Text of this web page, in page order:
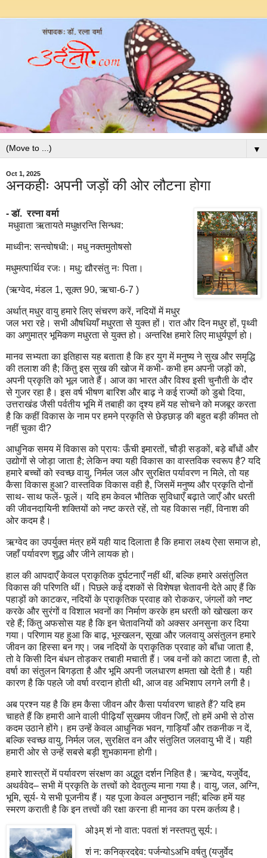
▼
Oct 1, 2025
अनकहीः अपनी जड़ों की ओर लौटना होगा
- डॉ. रत्ना वर्मा
मधुवाता ऋतायते मधुक्षरन्ति सिन्धव:
माध्वीन: सन्त्वोषधी:। मधु नक्तमुतोषसो
मधुमत्पार्थिव रजः। मधु: द्यौरसंतु नः पिता।
(ऋग्वेद, मंडल 1, सूक्त 90, ऋचा-6-7 )
अर्थात् मधुर वायु हमारे लिए संचरण करें, नदियों में मधुर
जल भरा रहे। सभी औषधियाँ मधुरता से युक्त हों। रात और दिन मधुर हों, पृथ्वी
का अणुमात्र भूमिकण मधुरता से युक्त हो। अन्तरिक्ष हमारे लिए माधुर्यपूर्ण हो।
मानव सभ्यता का इतिहास यह बताता है कि हर युग में मनुष्य ने सुख और समृद्धि
की तलाश की है; किंतु इस सुख की खोज में कभी- कभी हम अपनी जड़ों को,
अपनी प्रकृति को भूल जाते हैं। आज का भारत और विश्व इसी चुनौती के दौर
से गुजर रहा है। इस वर्ष भीषण बारिश और बाढ़ ने कई राज्यों को डुबो दिया,
उत्तराखंड जैसी पर्वतीय भूमि में तबाही का दृश्य हमें यह सोचने को मजबूर करता
है कि कहीं विकास के नाम पर हमने प्रकृति से छेड़छाड़ की बहुत बड़ी कीमत तो
नहीं चुका दी?
आधुनिक समय में विकास को प्रायः ऊँची इमारतों, चौड़ी सड़कों, बड़े बाँधों और
उद्योगों से जोड़ा जाता है; लेकिन क्या यही विकास का वास्तविक स्वरूप है? यदि
हमारे बच्चों को स्वच्छ वायु, निर्मल जल और सुरक्षित पर्यावरण न मिले, तो यह
कैसा विकास हुआ? वास्तविक विकास वही है, जिसमें मनुष्य और प्रकृति दोनों
साथ- साथ फलें- फूलें। यदि हम केवल भौतिक सुविधाएँ बढ़ाते जाएँ और धरती
की जीवनदायिनी शक्तियों को नष्ट करते रहें, तो यह विकास नहीं, विनाश की
ओर कदम है।
ऋग्वेद का उपर्युक्त मंत्र हमें यही याद दिलाता है कि हमारा लक्ष्य ऐसा समाज हो,
जहाँ पर्यावरण शुद्ध और जीने लायक हो।
हाल की आपदाएँ केवल प्राकृतिक दुर्घटनाएँ नहीं थीं, बल्कि हमारे असंतुलित
विकास की परिणति थीं। पिछले कई दशकों से विशेषज्ञ चेतावनी देते आए हैं कि
पहाड़ों को काटकर, नदियों के प्राकृतिक प्रवाह को रोककर, जंगलों को नष्ट
करके और सुरंगों व विशाल भवनों का निर्माण करके हम धरती को खोखला कर
रहे हैं; किंतु अफसोस यह है कि इन चेतावनियों को अक्सर अनसुना कर दिया
गया। परिणाम यह हुआ कि बाढ़, भूस्खलन, सूखा और जलवायु असंतुलन हमारे
जीवन का हिस्सा बन गए। जब नदियों के प्राकृतिक प्रवाह को बाँधा जाता है,
तो वे किसी दिन बंधन तोड़कर तबाही मचाती हैं। जब वनों को काटा जाता है, तो
वर्षा का संतुलन बिगड़ता है और भूमि अपनी जलधारण क्षमता खो देती है। यही
कारण है कि पहले जो वर्षा वरदान होती थी, आज वह अभिशाप लगने लगी है।
अब प्रश्न यह है कि हम कैसा जीवन और कैसा पर्यावरण चाहते हैं? यदि हम
चाहते हैं कि हमारी आने वाली पीढ़ियाँ सुखमय जीवन जिएँ, तो हमें अभी से ठोस
कदम उठाने होंगे। हम उन्हें केवल आधुनिक भवन, गाड़ियाँ और तकनीक न दें,
बल्कि स्वच्छ वायु, निर्मल जल, सुरक्षित वन और संतुलित जलवायु भी दें। यही
हमारी ओर से उन्हें सबसे बड़ी शुभकामना होगी।
हमारे शास्त्रों में पर्यावरण संरक्षण का अद्भुत दर्शन निहित है। ऋग्वेद, यजुर्वेद,
अथर्ववेद– सभी में प्रकृति के तत्त्वों को देवतुल्य माना गया है। वायु, जल, अग्नि,
भूमि, सूर्य- ये सभी पूजनीय हैं। यह पूजा केवल अनुष्ठान नहीं; बल्कि हमें यह
स्मरण कराती है कि इन तत्त्वों की रक्षा करना ही मानव का परम कर्तव्य है।
ओ३म् शं नो वात: पवतां शं नस्तपतु सूर्य:।
शं न: कनिक्रदद्देव: पर्जन्योऽअभि वर्षतु (यजुर्वेद